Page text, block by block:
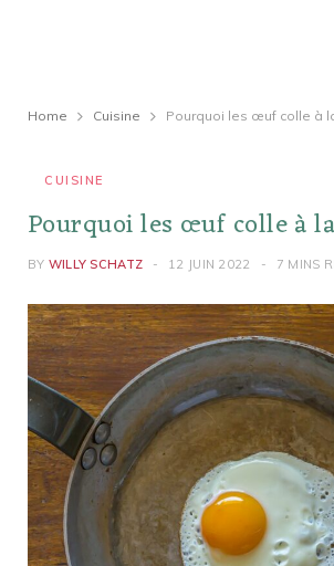
Home Cuisine Pourquoi les œuf colle à
CUISINE
Pourquoi les œuf colle à
BY WILLY SCHATZ 12 JUIN 2022 7 MINS